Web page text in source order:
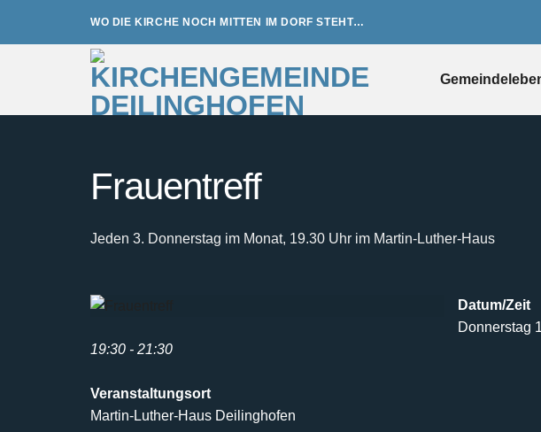
WO DIE KIRCHE NOCH MITTEN IM DORF STEHT…
Frauentreff
Jeden 3. Donnerstag im Monat, 19.30 Uhr im Martin-Luther-Haus
Datum/Zeit
Donnerstag
19:30 - 21:30
Veranstaltungsort
Martin-Luther-Haus Deilinghofen